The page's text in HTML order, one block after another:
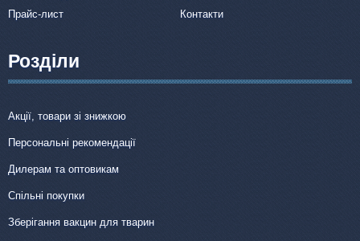
Прайс-лист
Контакти
Розділи
Акції, товари зі знижкою
Персональні рекомендації
Дилерам та оптовикам
Спільні покупки
Зберігання вакцин для тварин